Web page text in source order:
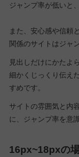
ジャンプ率が低いと
また、安心感や信頼
関係のサイトはジャ
見出しだけにかたよ
細かくじっくり伝え
すめです。
サイトの雰囲気と内
に、ジャンプ率を意
16px~18pxの